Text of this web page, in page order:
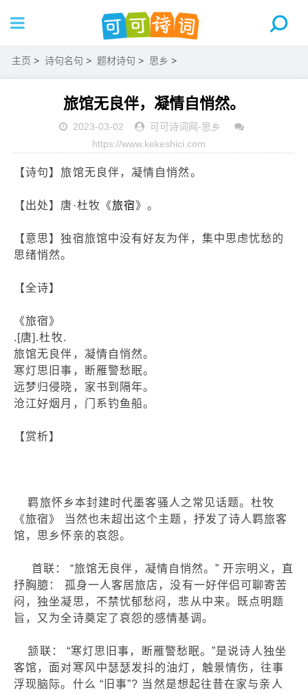
主页 > 诗句名句 > 题材诗句 > 思乡 >
旅馆无良伴，凝情自悄然。
2023-03-02 可可诗词网-思乡
https://www.kekeshici.com
【诗句】旅馆无良伴，凝情自悄然。
【出处】唐·杜牧《旅宿》。
【意思】独宿旅馆中没有好友为伴，集中思虑忧愁的
思绪悄然。
【全诗】
《旅宿》
.[唐].杜牧.
旅馆无良伴，凝情自悄然。
寒灯思旧事，断雁警愁眠。
远梦归侵晓，家书到隔年。
沧江好烟月，门系钓鱼船。
【赏析】
羁旅怀乡本封建时代墨客骚人之常见话题。杜牧
《旅宿》 当然也未超出这个主题，抒发了诗人羁旅客
馆，思乡怀亲的哀怨。
首联： “旅馆无良伴，凝情自悄然。” 开宗明义，直
抒胸臆： 孤身一人客居旅店，没有一好伴侣可聊寄苦
闷，独坐凝思，不禁忧郁愁闷，悲从中来。既点明题
旨，又为全诗奠定了哀怨的感情基调。
颔联： “寒灯思旧事，断雁警愁眠。”是说诗人独坐
客馆，面对寒风中瑟瑟发抖的油灯，触景情伤，往事
浮现脑际。什么 “旧事”? 当然是想起往昔在家与亲人